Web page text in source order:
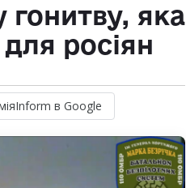
яка
росіян
в Google